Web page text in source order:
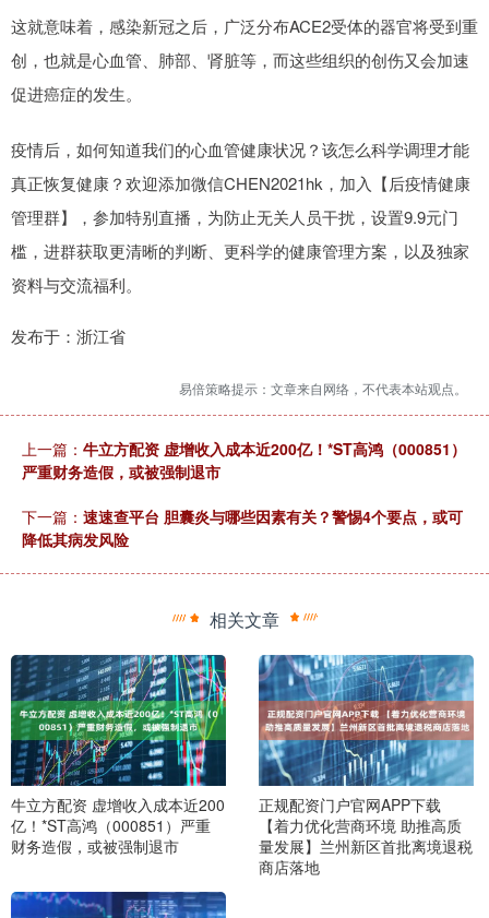
这就意味着，感染新冠之后，广泛分布ACE2受体的器官将受到重
创，也就是心血管、肺部、肾脏等，而这些组织的创伤又会加速
促进癌症的发生。
疫情后，如何知道我们的心血管健康状况？该怎么科学调理才能
真正恢复健康？欢迎添加微信CHEN2021hk，加入【后疫情健康
管理群】，参加特别直播，为防止无关人员干扰，设置9.9元门
槛，进群获取更清晰的判断、更科学的健康管理方案，以及独家
资料与交流福利。
发布于：浙江省
易倍策略提示：文章来自网络，不代表本站观点。
上一篇： 牛立方配资 虚增收入成本近200亿！*ST高鸿（000851）
严重财务造假，或被强制退市
下一篇： 速速查平台 胆囊炎与哪些因素有关？警惕4个要点，或可
降低其病发风险
相关文章
牛立方配资 虚增收入成本近200
亿！*ST高鸿（000851）严重
财务造假，或被强制退市
正规配资门户官网APP下载
【着力优化营商环境 助推高质
量发展】兰州新区首批离境退税
商店落地